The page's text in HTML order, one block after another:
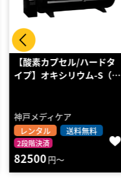
【酸素カプセル/ハードタ
イプ】オキシリウム-S（…
神戸メディケア
レンタル 送料無料
2段階決済
82500円～